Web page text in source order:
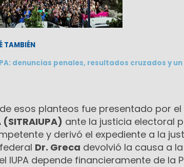
TAMBIÉN
denuncias penales, resultados cruzados y
esos planteos fue presentado por el
(SITRAIUPA) ante la justicia electoral
y derivó el expediente a la
Dr. Greca devolvió la causa a
IUPA depende financieramente de la